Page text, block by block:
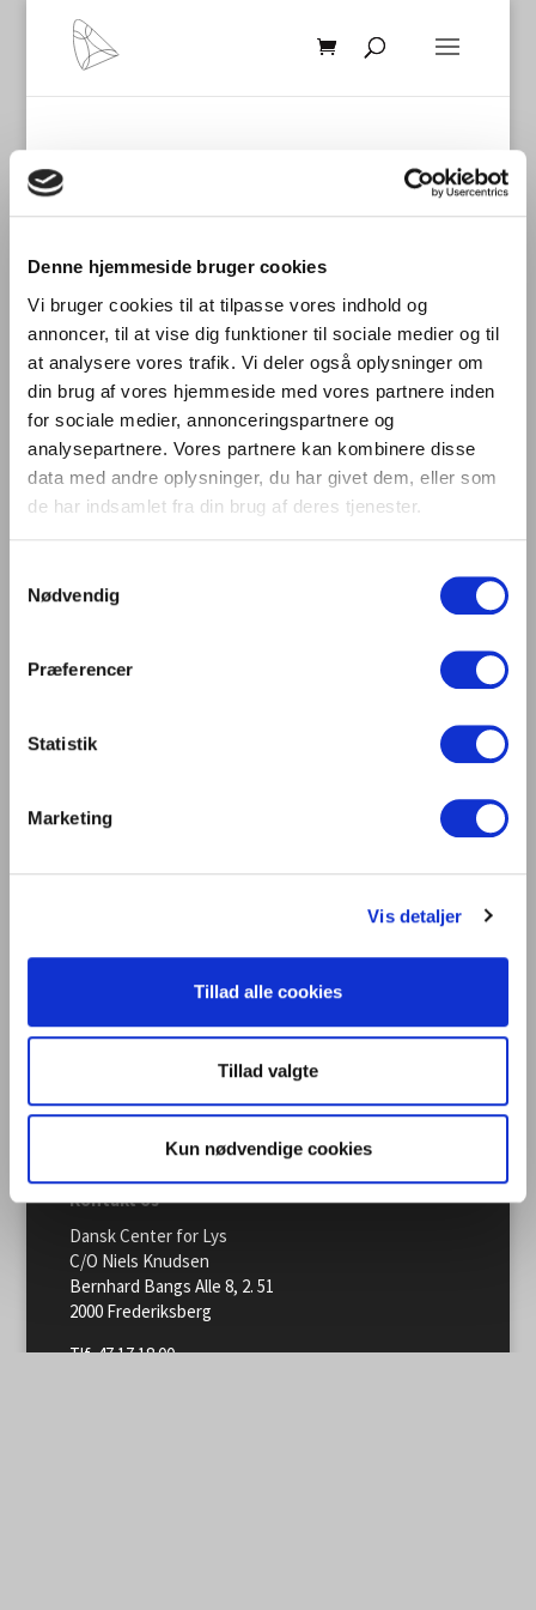
Denne hjemmeside bruger cookies
Vi bruger cookies til at tilpasse vores indhold og
annoncer, til at vise dig funktioner til sociale medier og til
at analysere vores trafik. Vi deler også oplysninger om
din brug af vores hjemmeside med vores partnere inden
for sociale medier, annonceringspartnere og
analysepartnere. Vores partnere kan kombinere disse
data med andre oplysninger, du har givet dem, eller som
de har indsamlet fra din brug af deres tjenester.
Nødvendig
Præferencer
Statistik
Marketing
Vis detaljer
Tillad alle cookies
Tillad valgte
Kun nødvendige cookies
Seneste nyt
International laboratoriesammenligning vedr.
måling af TLM/flimmer fra LED-produkter
Stort dansk aftryk på international
laboratoriesammenligning
Dynamisk belysning skal styrke trivsel og
Digitalisering og intelligente bygninger i
Lys er liv
Tilmeld
Kontakt os
Dansk Center for Lys
C/O Niels Knudsen
Bernhard Bangs Alle 8, 2. 51
2000 Frederiksberg
Tlf. 47 17 18 00